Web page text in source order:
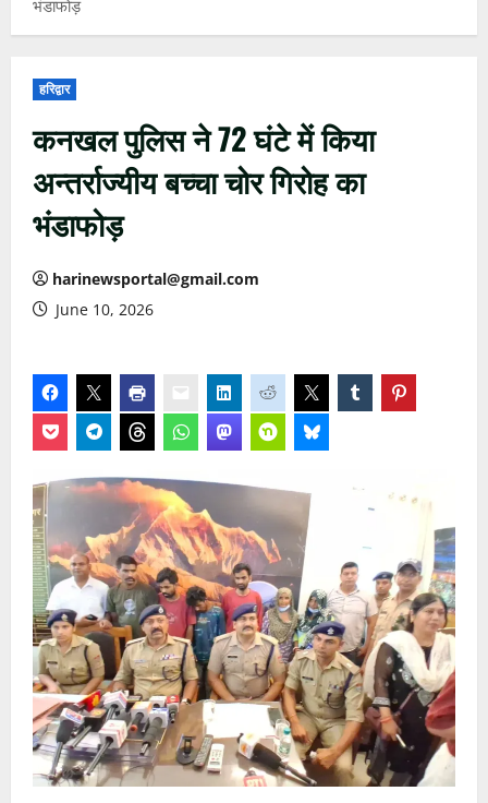
भंडाफोड़
हरिद्वार
कनखल पुलिस ने 72 घंटे में किया
अन्तर्राज्यीय बच्चा चोर गिरोह का
भंडाफोड़
harinewsportal@gmail.com
June 10, 2026